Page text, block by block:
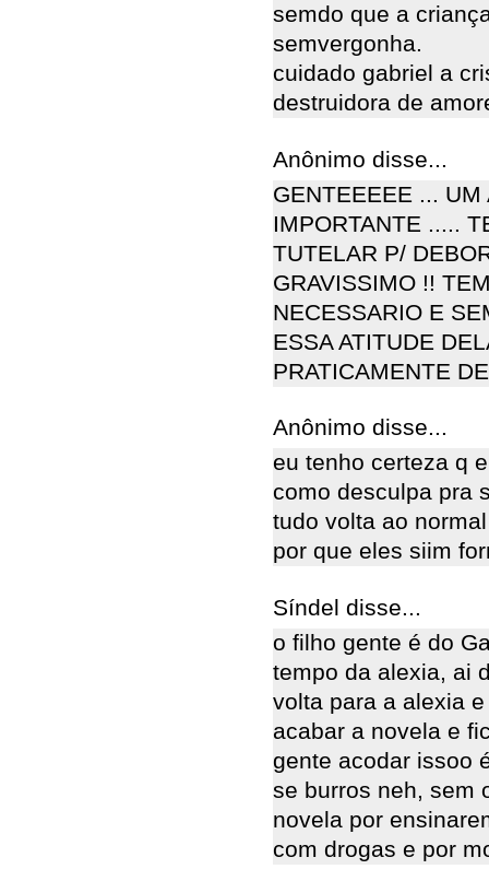
semdo que a
semvergonha.
cuidado gabriel a
destruidora de
Anônimo disse...
GENTEEEEE ...
IMPORTANTE .....
TUTELAR P/
GRAVISSIMO !!
NECESSARIO E
ESSA ATITUDE
PRATICAMENTE
Anônimo disse...
eu tenho certeza q
como desculpa pra
tudo volta ao
por que eles siim
Síndel disse...
o filho gente é do
tempo da alexia, ai
volta para a alexia
acabar a novela e
gente acodar issoo
se burros neh, sem
novela por
com drogas e por